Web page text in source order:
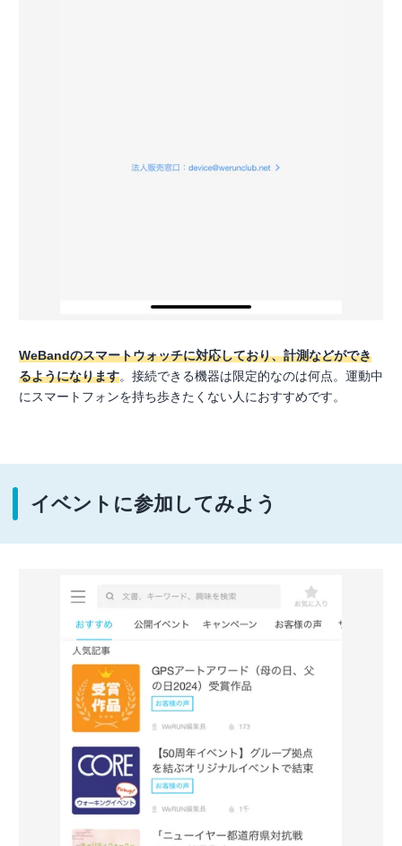
WeBandのスマートウォッチに対応しており、計測などができ
るようになります。接続できる機器は限定的なのは何点。運動中
にスマートフォンを持ち歩きたくない人におすすめです。
イベントに参加してみよう